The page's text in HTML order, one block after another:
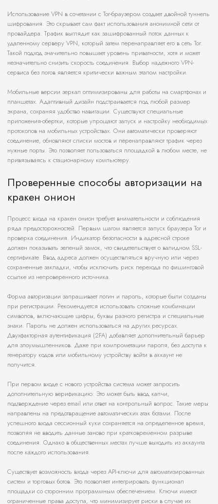
Использование VPN в сочетании с Tor-браузером создает двойной туннель
шифрования. Это скрывает сам факт использования анонимной сети от
провайдера. Трафик выглядит как зашифрованный поток данных к
удаленному серверу VPN, который затем перенаправляет его в сеть Tor.
Такой подход значительно повышает уровень приватности, хотя и может
незначительно снизить скорость соединения. Выбор надежного VPN-
сервиса без логов является критически важным этапом настройки.
Мобильные версии зеркал оптимизированы для работы на смартфонах и
планшетах. Адаптивный дизайн подстраивается под любой размер
экрана, сохраняя удобство навигации. Существуют специальные
приложения-обертки, которые упрощают запуск и настройку необходимых
протоколов на мобильных устройствах. Они автоматически проверяют
соединение, обновляют списки мостов и перенаправляют трафик через
нужные порты. Это позволяет пользоваться площадкой в любом месте, не
привязываясь к стационарному компьютеру.
Проверенные способы авторизации на
кракен онион
Процесс входа на кракен онион требует внимательности и соблюдения
ряда предосторожностей. Первым шагом является запуск браузера Tor и
проверка соединения. Индикатор безопасности в адресной строке
должен показывать зеленый замок, что свидетельствует о валидном SSL-
сертификате. Ввод адреса должен осуществляться вручную или через
сохраненные закладки, чтобы исключить риск перехода по фишинговой
ссылке из непроверенного источника.
Форма авторизации запрашивает логин и пароль, которые были созданы
при регистрации. Рекомендуется использовать сложные комбинации
символов, включающие цифры, буквы разного регистра и специальные
знаки. Пароль не должен использоваться на других ресурсах.
Двухфакторная аутентификация (2FA) добавляет дополнительный барьер
для злоумышленников. Даже при компрометации пароля, без доступа к
генератору кодов или мобильному устройству войти в аккаунт не
получится.
При первом входе с нового устройства система может запросить
дополнительную верификацию. Это может быть ввод капчи,
подтверждение через email или ответ на контрольный вопрос. Такие меры
направлены на предотвращение автоматических атак ботами. После
успешного входа сессионный куки сохраняется на определенное время,
позволяя не вводить данные заново при кратковременном разрыве
соединения. Однако в общественных местах лучше выходить из аккаунта
после каждого использования.
Существует возможность входа через API-ключи для автоматизированных
систем и торговых ботов. Это позволяет интегрировать функционал
площадки со сторонним программным обеспечением. Ключи имеют
ограниченные права доступа, что минимизирует риски в случае их